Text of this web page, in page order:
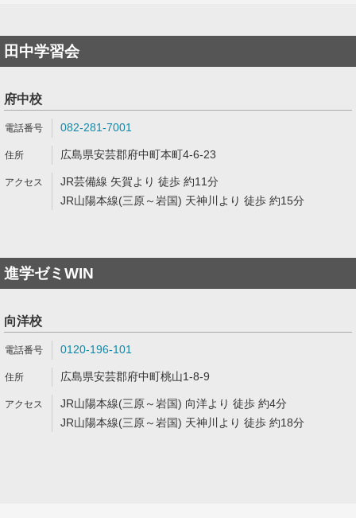
田中学習会
府中校
082-281-7001
広島県安芸郡府中町本町4-6-23
JR芸備線 矢賀より 徒歩 約11分
JR山陽本線(三原～岩国) 天神川より 徒歩 約15分
進学ゼミWIN
向洋校
0120-196-101
広島県安芸郡府中町桃山1-8-9
JR山陽本線(三原～岩国) 向洋より 徒歩 約4分
JR山陽本線(三原～岩国) 天神川より 徒歩 約18分